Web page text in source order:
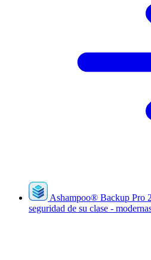
Ashampoo® Backup Pro
seguridad de su clase -